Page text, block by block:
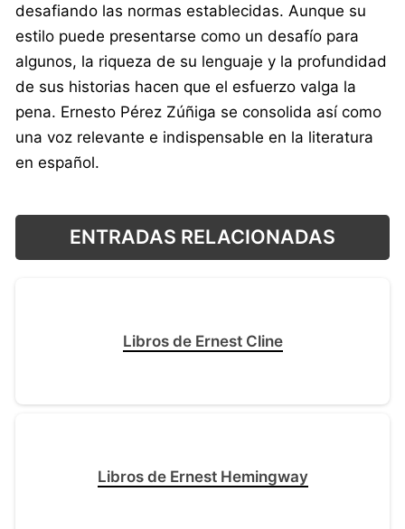
desafiando las normas establecidas. Aunque su
estilo puede presentarse como un desafío para
algunos, la riqueza de su lenguaje y la profundidad
de sus historias hacen que el esfuerzo valga la
pena. Ernesto Pérez Zúñiga se consolida así como
una voz relevante e indispensable en la literatura
en español.
ENTRADAS RELACIONADAS
Libros de Ernest Cline
Libros de Ernest Hemingway